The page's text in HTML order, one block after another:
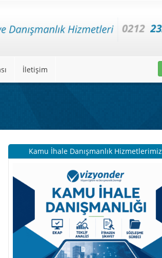
İletişim
Kamu İhale Danışmanlık Hizmetlerimiz